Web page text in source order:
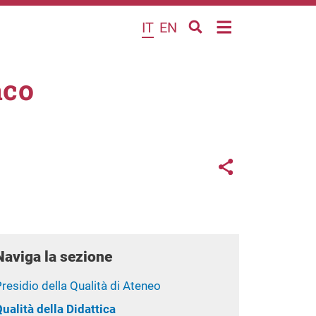
IT EN
Links
Share button
la sezione
della Qualità di Ateneo
della Didattica